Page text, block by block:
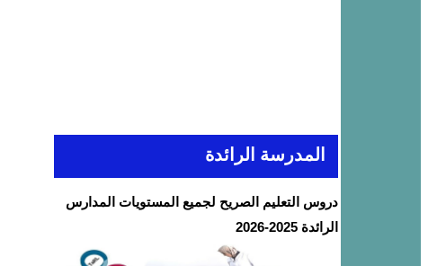
المدرسة الرائدة
دروس التعليم الصريح لجميع المستويات المدارس
الرائدة 2025-2026